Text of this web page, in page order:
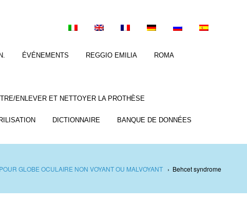
ÉVÉNEMENTS REGGIO EMILIA ROMA
ENLEVER ET NETTOYER LA PROTHÈSE
DICTIONNAIRE BANQUE DE DONNÉES
GLOBE OCULAIRE NON VOYANT OU MALVOYANT› Behcet syndrome